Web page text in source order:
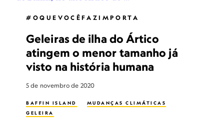
#OQUEVOCÊFAZIMPORTA
Geleiras de ilha do Ártico
atingem o menor tamanho já
visto na história humana
5 de novembro de 2020
BAFFIN ISLAND
MUDANÇAS CLIMÁTICAS
GELEIRA